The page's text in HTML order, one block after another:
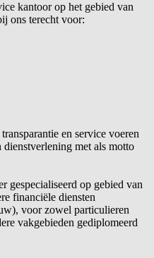
kantoor op het gebied van
ons terecht voor:
en service voeren
met als motto
gespecialiseerd op gebied van
financiële diensten
voor zowel particulieren
vakgebieden gediplomeerd